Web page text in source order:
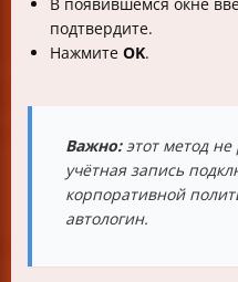
подтвердите.
Нажмите OK.
Важно:этот метод не
учётная запись
корпоративной
автологин.